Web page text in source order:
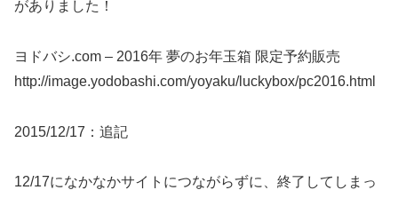
がありました！
ヨドバシ.com – 2016年 夢のお年玉箱 限定予約販売
http://image.yodobashi.com/yoyaku/luckybox/pc2016.html
2015/12/17：追記
12/17になかなかサイトにつながらずに、終了してしまっ